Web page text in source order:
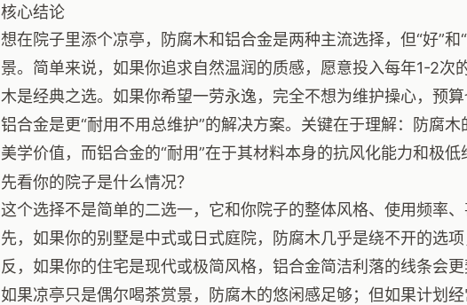
核心结论
想在院子里添个凉亭，防腐木和铝合金是两种主流选择，但“好”和
景。简单来说，如果你追求自然温润的质感，愿意投入每年1-2次
木是经典之选。如果你希望一劳永逸，完全不想为维护操心，预
铝合金是更“耐用不用总维护”的解决方案。关键在于理解：防腐
美学价值，而铝合金的“耐用”在于其材料本身的抗风化能力和极低
先看你的院子是什么情况？
这个选择不是简单的二选一，它和你院子的整体风格、使用频率
先，如果你的别墅是中式或日式庭院，防腐木几乎是绕不开的选
反，如果你的住宅是现代或极简风格，铝合金简洁利落的线条会更
如果凉亭只是偶尔喝茶赏景，防腐木的悠闲感足够；但如果计划